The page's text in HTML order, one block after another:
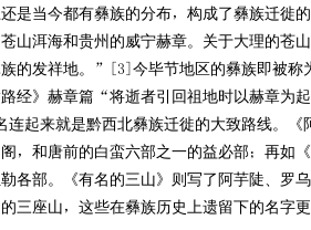
是当今都有彝族的分布，构成了彝族迁徙的
洱海和贵州的威宁赫章。关于大理的苍
的发祥地。”[3]今毕节地区的彝族即被称
经》赫章篇“将逝者引回祖地时以赫章为
起来就是黔西北彝族迁徙的大致路线。《
和唐前的白蛮六部之一的益必部；再如
各部。《有名的三山》则写了阿芋陡、罗
三座山，这些在彝族历史上遗留下的名字